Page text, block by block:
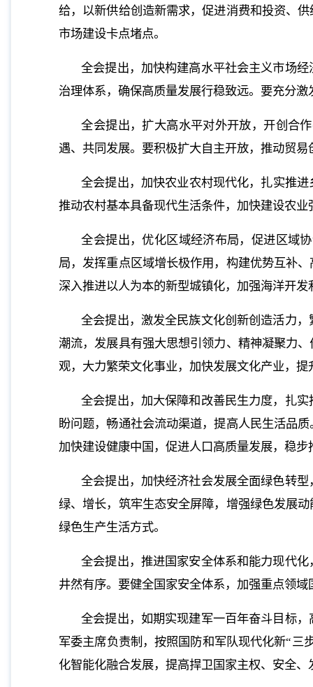
给，以新供给创造新需求，促进消费和投资、
市场建设卡点堵点。
全会提出，加快构建高水平社会主义市场
治理体系，确保高质量发展行稳致远。要充分
全会提出，扩大高水平对外开放，开创合
遇、共同发展。要积极扩大自主开放，推动贸
全会提出，加快农业农村现代化，扎实推
推动农村基本具备现代生活条件，加快建设农
全会提出，优化区域经济布局，促进区域
局，发挥重点区域增长极作用，构建优势互补
深入推进以人为本的新型城镇化，加强海洋开发
全会提出，激发全民族文化创新创造活力
潮流，发展具有强大思想引领力、精神凝聚力
观，大力繁荣文化事业，加快发展文化产业，
全会提出，加大保障和改善民生力度，扎
盼问题，畅通社会流动渠道，提高人民生活品
加快建设健康中国，促进人口高质量发展，稳
全会提出，加快经济社会发展全面绿色转
绿、增长，筑牢生态安全屏障，增强绿色发展
绿色生产生活方式。
全会提出，推进国家安全体系和能力现代
井然有序。要健全国家安全体系，加强重点领
全会提出，如期实现建军一百年奋斗目标
军委主席负责制，按照国防和军队现代化新“三
化智能化融合发展，提高捍卫国家主权、安全